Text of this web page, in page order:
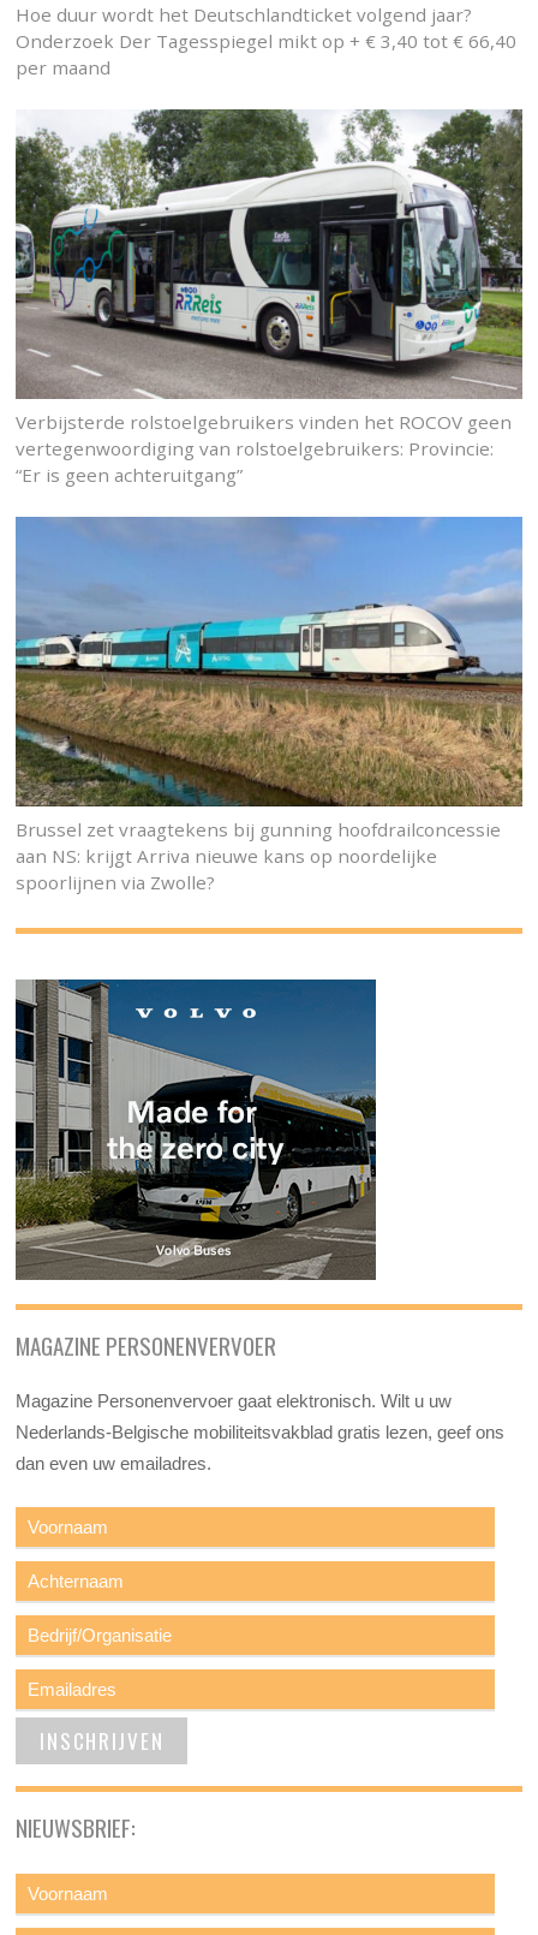
Hoe duur wordt het Deutschlandticket volgend jaar?
Onderzoek Der Tagesspiegel mikt op + € 3,40 tot € 66,40
per maand
Verbijsterde rolstoelgebruikers vinden het ROCOV geen
vertegenwoordiging van rolstoelgebruikers: Provincie:
“Er is geen achteruitgang”
Brussel zet vraagtekens bij gunning hoofdrailconcessie
aan NS: krijgt Arriva nieuwe kans op noordelijke
spoorlijnen via Zwolle?
MAGAZINE PERSONENVERVOER
Magazine Personenvervoer gaat elektronisch. Wilt u uw
Nederlands-Belgische mobiliteitsvakblad gratis lezen, geef ons
dan even uw emailadres.
NIEUWSBRIEF: